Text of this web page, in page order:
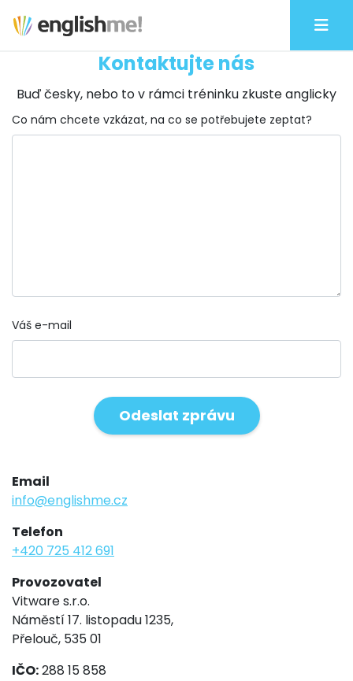
Kontaktujte nás
Buď česky, nebo to v rámci tréninku zkuste anglicky
Co nám chcete vzkázat, na co se potřebujete zeptat?
Váš e-mail
Email
info@englishme.cz
Telefon
+420 725 412 691
Provozovatel
Vitware s.r.o.
Náměstí 17. listopadu 1235,
Přelouč, 535 01
IČO:288 15 858